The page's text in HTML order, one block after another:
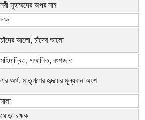
নবী মুহাম্মদের অপর নাম
দক্ষ
চাঁদের আলো, চাঁদের আলো
মহিমান্বিত, সম্মানিত, বংশজাত
এর অর্থ, মাতৃগণের হৃদয়ের মূল্যবান অংশ
মালা
ঘোড়া রক্ষক